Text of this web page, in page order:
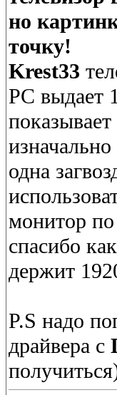
но
точку!
Krest33
PC выдает
одна
монитор
спасибо
держит
P.S надо
драйвера с